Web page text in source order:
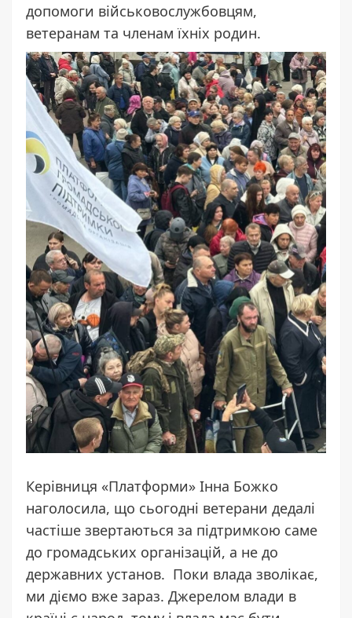
допомоги військовослужбовцям,
ветеранам та членам їхніх родин.
Керівниця «Платформи» Інна Божко
наголосила, що сьогодні ветерани дедалі
частіше звертаються за підтримкою саме
до громадських організацій, а не до
державних установ. Поки влада зволікає,
ми діємо вже зараз. Джерелом влади в